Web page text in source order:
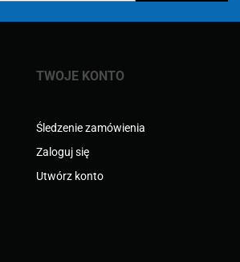
TWOJE KONTO
Śledzenie zamówienia
Zaloguj się
Utwórz konto